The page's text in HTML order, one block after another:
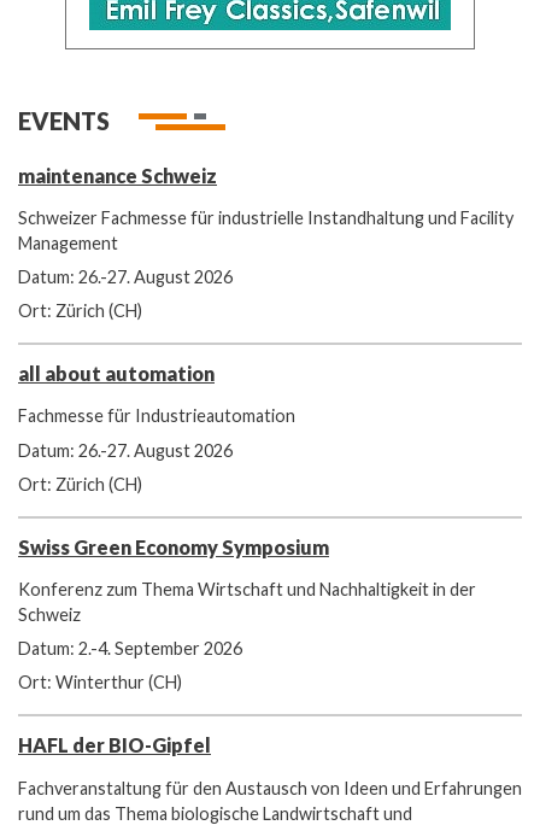
EVENTS
maintenance Schweiz
Schweizer Fachmesse für industrielle Instandhaltung und Facility
Management
Datum: 26.-27. August 2026
Ort: Zürich (CH)
all about automation
Fachmesse für Industrieautomation
Datum: 26.-27. August 2026
Ort: Zürich (CH)
Swiss Green Economy Symposium
Konferenz zum Thema Wirtschaft und Nachhaltigkeit in der
Schweiz
Datum: 2.-4. September 2026
Ort: Winterthur (CH)
HAFL der BIO-Gipfel
Fachveranstaltung für den Austausch von Ideen und Erfahrungen
rund um das Thema biologische Landwirtschaft und